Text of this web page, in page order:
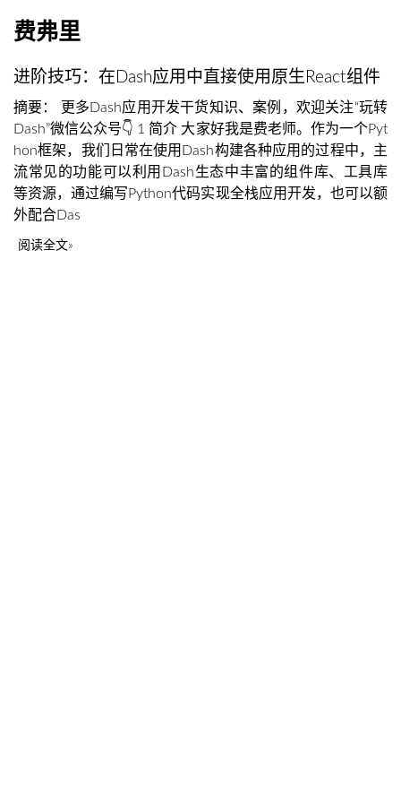
费弗里
进阶技巧：在Dash应用中直接使用原生React组件
摘要： 更多Dash应用开发干货知识、案例，欢迎关注“玩转
Dash”微信公众号👇 1 简介 大家好我是费老师。作为一个Pyt
hon框架，我们日常在使用Dash构建各种应用的过程中，主
流常见的功能可以利用Dash生态中丰富的组件库、工具库
等资源，通过编写Python代码实现全栈应用开发，也可以额
外配合Das
阅读全文